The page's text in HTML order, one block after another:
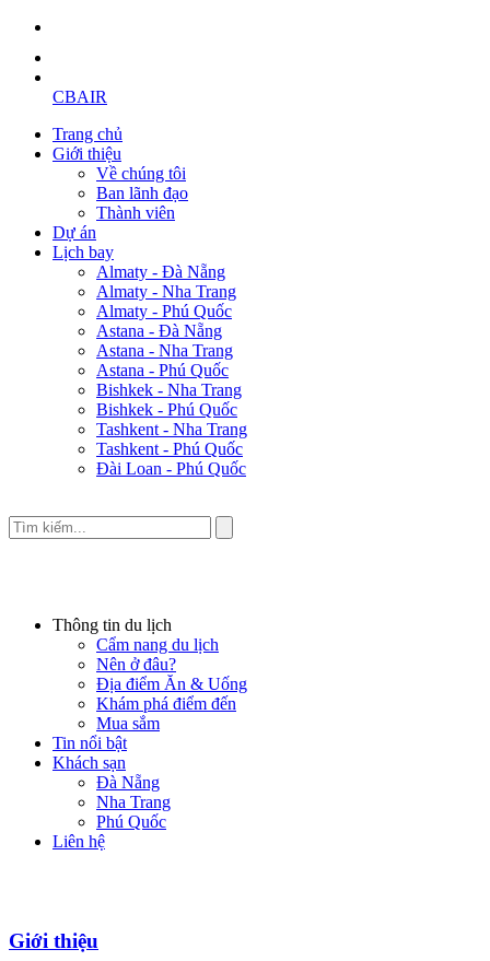
CBAIR
Trang chủ
Giới thiệu
Về chúng tôi
Ban lãnh đạo
Thành viên
Dự án
Lịch bay
Almaty - Đà Nẵng
Almaty - Nha Trang
Almaty - Phú Quốc
Astana - Đà Nẵng
Astana - Nha Trang
Astana - Phú Quốc
Bishkek - Nha Trang
Bishkek - Phú Quốc
Tashkent - Nha Trang
Tashkent - Phú Quốc
Đài Loan - Phú Quốc
Thông tin du lịch
Cẩm nang du lịch
Nên ở đâu?
Địa điểm Ăn & Uống
Khám phá điểm đến
Mua sắm
Tin nổi bật
Khách sạn
Đà Nẵng
Nha Trang
Phú Quốc
Liên hệ
Giới thiệu